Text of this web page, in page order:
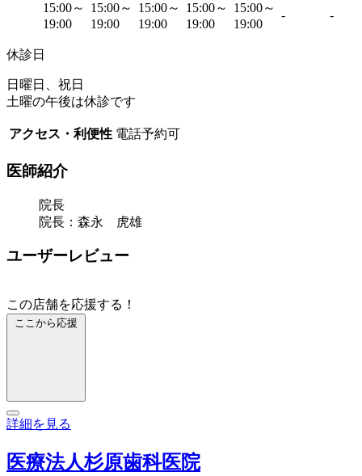
15:00～
19:00
15:00～
19:00
15:00～
19:00
15:00～
19:00
15:00～
19:00
- -
休診日
日曜日、祝日
土曜の午後は休診です
アクセス・利便性 電話予約可
医師紹介
院長
院長：森永 虎雄
ユーザーレビュー
この店舗を応援する！
ここから応援
詳細を見る
医療法人杉原歯科医院